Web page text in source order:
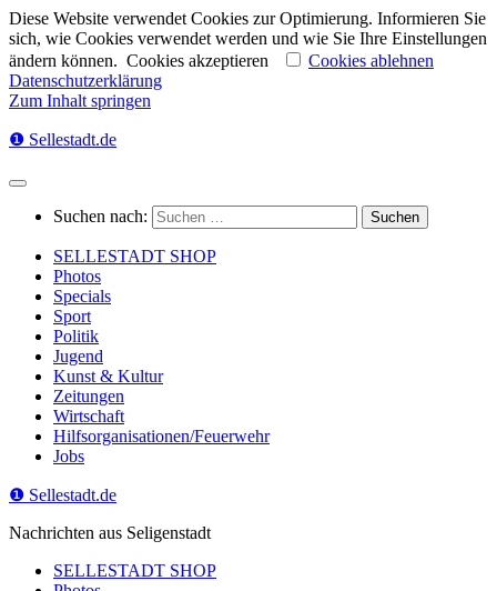
Diese Website verwendet Cookies zur Optimierung. Informieren Sie
sich, wie Cookies verwendet werden und wie Sie Ihre Einstellungen
ändern können. Cookies akzeptieren
Cookies ablehnen
Datenschutzerklärung
Zum Inhalt springen
❶ Sellestadt.de
Suchen nach:
SELLESTADT SHOP
Photos
Specials
Sport
Politik
Jugend
Kunst & Kultur
Zeitungen
Wirtschaft
Hilfsorganisationen/Feuerwehr
Jobs
❶ Sellestadt.de
Nachrichten aus Seligenstadt
SELLESTADT SHOP